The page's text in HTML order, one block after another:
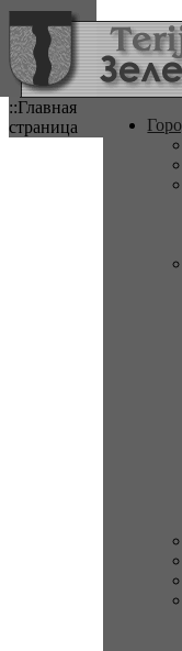
::Главная
страница